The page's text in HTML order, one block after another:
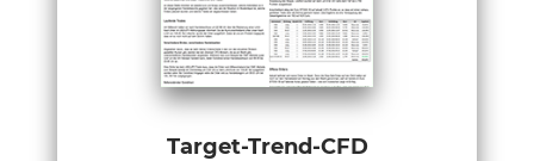
Target-Trend-CFD